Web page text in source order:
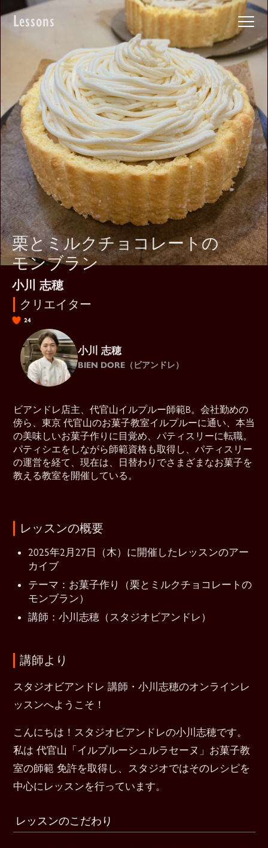
Lessons
栗とミルクチョコレートの
モンブラン
小川 志穂
24
クリエイター
小川 志穂
BIEN DORE（ビアンドレ）
ビアンドレ店主、代官山イルプルー師範B。会社勤めの
傍ら、東京 代官山のお菓子教室イルプルーに通い、本当
の美味しいお菓子作りに目覚め、パティスリーに転職。
パティシエをしながら師範資格も取得し、パティスリー
の運営を経て、現在は、日替わりでさまざまなお菓子を
教える教室を開催している。
レッスンの概要
2025年2月27日（木）に開催したレッスンのアー
カイブ
テーマ：お菓子作り（栗とミルクチョコレートの
モンブラン）
講師：小川志穂（スタジオビアンドレ）
講師より
スタジオビアンドレ 講師・小川志穂のオンラインレ
ッスンへようこそ！
こんにちは！スタジオビアンドレの小川志穂です。
私は 代官山「イルプルーシュルラセーヌ」お菓子教
室の師範 免許を取得し、スタジオではそのレシピを
中心にレッスンを行っています。
レッスンのこだわり